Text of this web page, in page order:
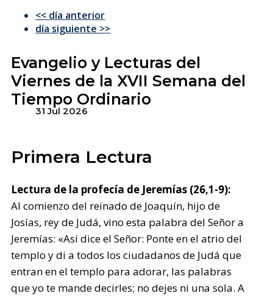
<< día anterior
día siguiente >>
Evangelio y Lecturas del
Viernes de la XVII Semana del
Tiempo Ordinario
31 Jul 2026
Primera Lectura
Lectura de la profecía de Jeremías (26,1-9):
Al comienzo del reinado de Joaquín, hijo de
Josías, rey de Judá, vino esta palabra del Señor a
Jeremías: «Así dice el Señor: Ponte en el atrio del
templo y di a todos los ciudadanos de Judá que
entran en el templo para adorar, las palabras
que yo te mande decirles; no dejes ni una sola. A